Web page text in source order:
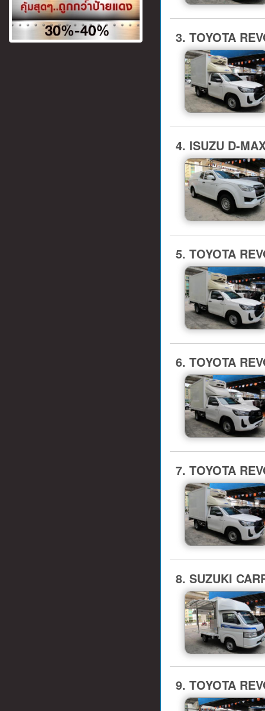
3. TOYOTA
4. ISUZU D-
5. TOYOTA
6. TOYOTA
7. TOYOTA
8. SUZUKI
9. TOYOTA